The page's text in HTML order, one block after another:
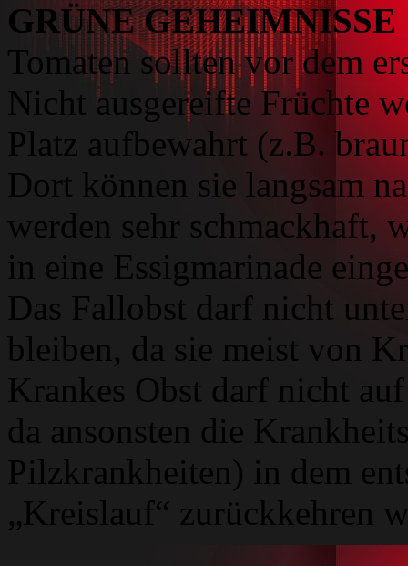
GRÜNE GEHEIMNISSE
Tomaten sollten vor dem
Nicht ausgereifte Früchte
Platz aufbewahrt (z.B.
Dort können sie langsam
werden sehr schmackhaft,
in eine Essigmarinade
Das Fallobst darf nicht
bleiben, da sie meist von
Krankes Obst darf nicht
da ansonsten die
Pilzkrankheiten) in dem
„Kreislauf“ zurückkehren